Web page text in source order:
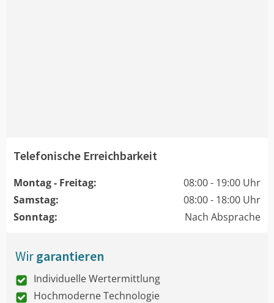
Telefonische Erreichbarkeit
Montag - Freitag:
08:00 - 19:00 Uhr
Samstag:
08:00 - 18:00 Uhr
Sonntag:
Nach Absprache
Wirgarantieren
Individuelle Wertermittlung
Hochmoderne Technologie